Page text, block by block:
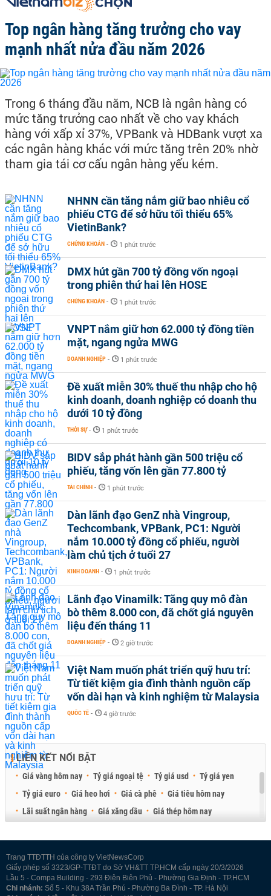
Top ngân hàng tăng trưởng cho vay
mạnh nhất nửa đầu năm 2026
Trong 6 tháng đầu năm, NCB là ngân hàng có
mức tăng trưởng cao nhất về cho vay khách
hàng với xấp xỉ 37%, VPBank và HDBank vượt xa
các ngân hàng khác với mức tăng trên 20% nhờ
tham gia tái cơ cấu ngân hàng yếu kém.
NHNN cần tăng nắm giữ bao nhiêu cổ
phiếu CTG để sở hữu tối thiểu 65%
VietinBank?
CHỨNG KHOÁN - 1 phút trước
DMX hút gần 700 tỷ đồng vốn ngoại
trong phiên thứ hai lên HOSE
CHỨNG KHOÁN - 1 phút trước
VNPT nắm giữ hơn 62.000 tỷ đồng tiền
mặt, ngang ngửa MWG
DOANH NGHIỆP - 1 phút trước
Đề xuất miễn 30% thuế thu nhập cho hộ
kinh doanh, doanh nghiệp có doanh thu
dưới 10 tỷ đồng
THỜI SỰ - 1 phút trước
BIDV sắp phát hành gần 500 triệu cổ
phiếu, tăng vốn lên gần 77.800 tỷ
TÀI CHÍNH - 1 phút trước
Dàn lãnh đạo GenZ nhà Vingroup,
Techcombank, VPBank, PC1: Người
nắm 10.000 tỷ đồng cổ phiếu, người
làm chủ tịch ở tuổi 27
KINH DOANH - 1 phút trước
Lãnh đạo Vinamilk: Tăng quy mô đàn
bò thêm 8.000 con, đã chốt giá nguyên
liệu đến tháng 11
DOANH NGHIỆP - 2 giờ trước
Việt Nam muốn phát triển quỹ hưu trí:
Từ tiết kiệm gia đình thành nguồn cấp
vốn dài hạn và kinh nghiệm từ Malaysia
QUỐC TẾ - 4 giờ trước
LIÊN KẾT NỔI BẬT
Giá vàng hôm nay Tỷ giá ngoại tệ Tỷ giá usd
Tỷ giá yen
Tỷ giá euro
Giá heo hơi Giá cà phê
Giá tiêu hôm nay
Lãi suất ngân hàng
Giá xăng dầu
Giá thép hôm nay
Trang TTĐTTH của công ty VietNewsCorp
Giấy phép số 3323/GP-TTĐT do Sở VH&TT TP.HCM cấp ngày 20/3/2026
Lầu 5 - Compa Building - 293 Điện Biên Phủ - Phường Gia Định - TP.HCM
Chi nhánh: Số 5 - Khu 38A Trần Phú - Phường Ba Đình - TP. Hà Nội